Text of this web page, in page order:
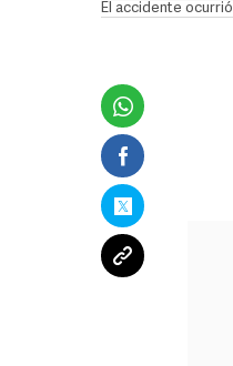
El accidente